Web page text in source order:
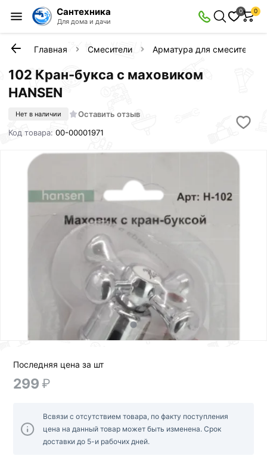
Сантехника
Для дома и дачи
0 0
Главная Смесители Арматура для смесителей
102 Кран-букса с маховиком
HANSEN
Нет в наличии
Оставить отзыв
Код товара:00-00001971
Последняя цена за шт
299 ₽
Всвязи с отсутствием товара, по факту поступления
цена на данный товар может быть изменена. Срок
доставки до 5-и рабочих дней.